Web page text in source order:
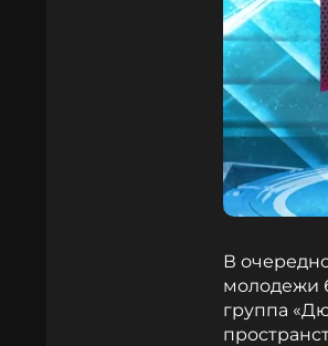
В
молодежи
группа